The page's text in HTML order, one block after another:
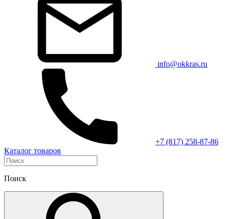
info@okkras.ru
+7 (817) 258-87-86
Каталог товаров
Поиск